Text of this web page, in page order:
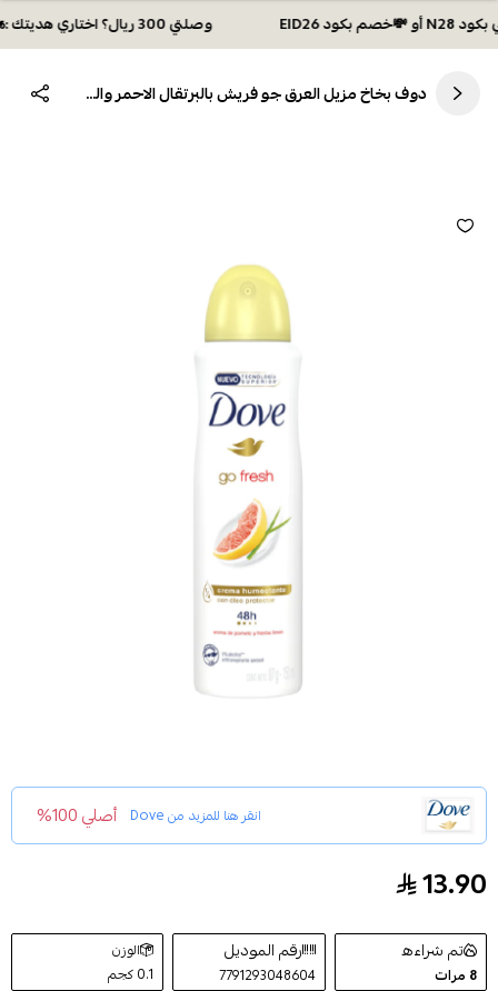
وصلتي 300 ريال؟ اختاري هديتك :🏍 شحن مجاني بكود N28 أو 💸خصم بكود EID26
دوف بخاخ مزيل العرق جو فريش بالبرتقال الاحمر والصبار 150 مل
انقر هنا للمزيد منDove أصلي 100%
دوف بخاخ مزيل العرق جو فريش بالبرتقال الاحمر والصبار
13.90
تم شراءه
8 مرات
رقم الموديل
7791293048604
الوزن
0.1 كجم